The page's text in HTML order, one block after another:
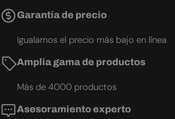
Garantía de precio
Igualamos el precio más bajo en línea
Amplia gama de productos
Más de 4000 productos
Asesoramiento experto